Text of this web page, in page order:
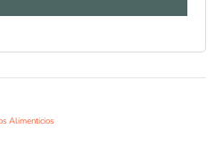
Alimenticios